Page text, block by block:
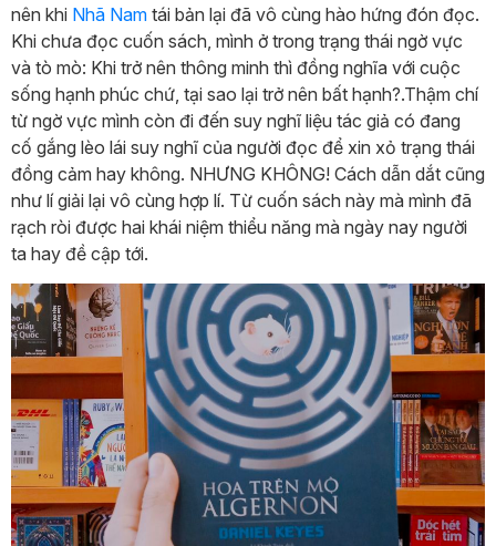
nên khi Nhã Nam tái bản lại đã vô cùng hào hứng đón đọc.
Khi chưa đọc cuốn sách, mình ở trong trạng thái ngờ vực
và tò mò: Khi trở nên thông minh thì đồng nghĩa với cuộc
sống hạnh phúc chứ, tại sao lại trở nên bất hạnh?.Thậm chí
từ ngờ vực mình còn đi đến suy nghĩ liệu tác giả có đang
cố gắng lèo lái suy nghĩ của người đọc để xin xỏ trạng thái
đồng cảm hay không. NHƯNG KHÔNG! Cách dẫn dắt cũng
như lí giải lại vô cùng hợp lí. Từ cuốn sách này mà mình đã
rạch ròi được hai khái niệm thiểu năng mà ngày nay người
ta hay đề cập tới.